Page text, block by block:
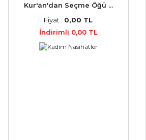
Kur'an'dan Seçme Öğü ...
Fiyat : 0,00 TL
İndirimli 0,00 TL